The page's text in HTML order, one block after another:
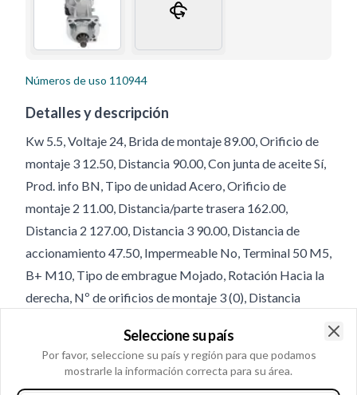
Números de uso 110944
Detalles y descripción
Kw 5.5, Voltaje 24, Brida de montaje 89.00, Orificio de
montaje 3 12.50, Distancia 90.00, Con junta de aceite Sí,
Prod. info BN, Tipo de unidad Acero, Orificio de
montaje 2 11.00, Distancia/parte trasera 162.00,
Distancia 2 127.00, Distancia 3 90.00, Distancia de
accionamiento 47.50, Impermeable No, Terminal 50 M5,
B+ M10, Tipo de embrague Mojado, Rotación Hacia la
derecha, Nº de orificios de montaje 3 (0), Distancia
caja de las escobillas 35, Orificio de montaje 1 11.00,
Mounting Holes with Thread 0, Nº de orificios de
montaje 3, Tipo de engranaje GR, No. de dientes 10
Seleccione su país
Por favor, seleccione su país y región para que podamos
mostrarle la información correcta para su área.